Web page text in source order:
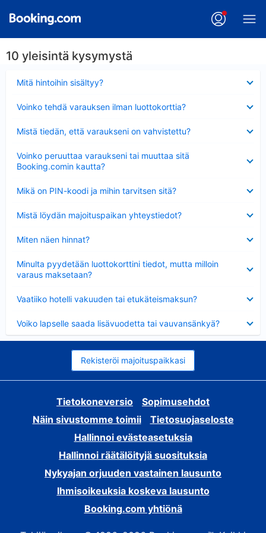
10 yleisintä kysymystä
Mitä hintoihin sisältyy?
Voinko tehdä varauksen ilman luottokorttia?
Mistä tiedän, että varaukseni on vahvistettu?
Voinko peruuttaa varaukseni tai muuttaa sitä
Booking.comin kautta?
Mikä on PIN-koodi ja mihin tarvitsen sitä?
Mistä löydän majoituspaikan yhteystiedot?
Miten näen hinnat?
Minulta pyydetään luottokorttini tiedot, mutta milloin
varaus maksetaan?
Vaatiiko hotelli vakuuden tai etukäteismaksun?
Voiko lapselle saada lisävuodetta tai vauvansänkyä?
Rekisteröi majoituspaikkasi
Tietokoneversio
Sopimusehdot
Näin sivustomme toimii
Tietosuojaseloste
Hallinnoi evästeasetuksia
Hallinnoi räätälöityjä suosituksia
Nykyajan orjuuden vastainen lausunto
Ihmisoikeuksia koskeva lausunto
Booking.com yhtiönä